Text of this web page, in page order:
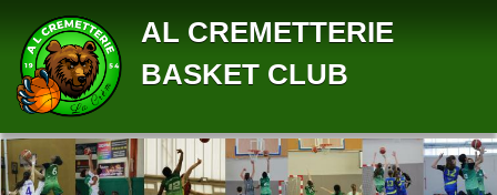
AL CREMETTERIE
BASKET CLUB
Panneau de gestion des cookies